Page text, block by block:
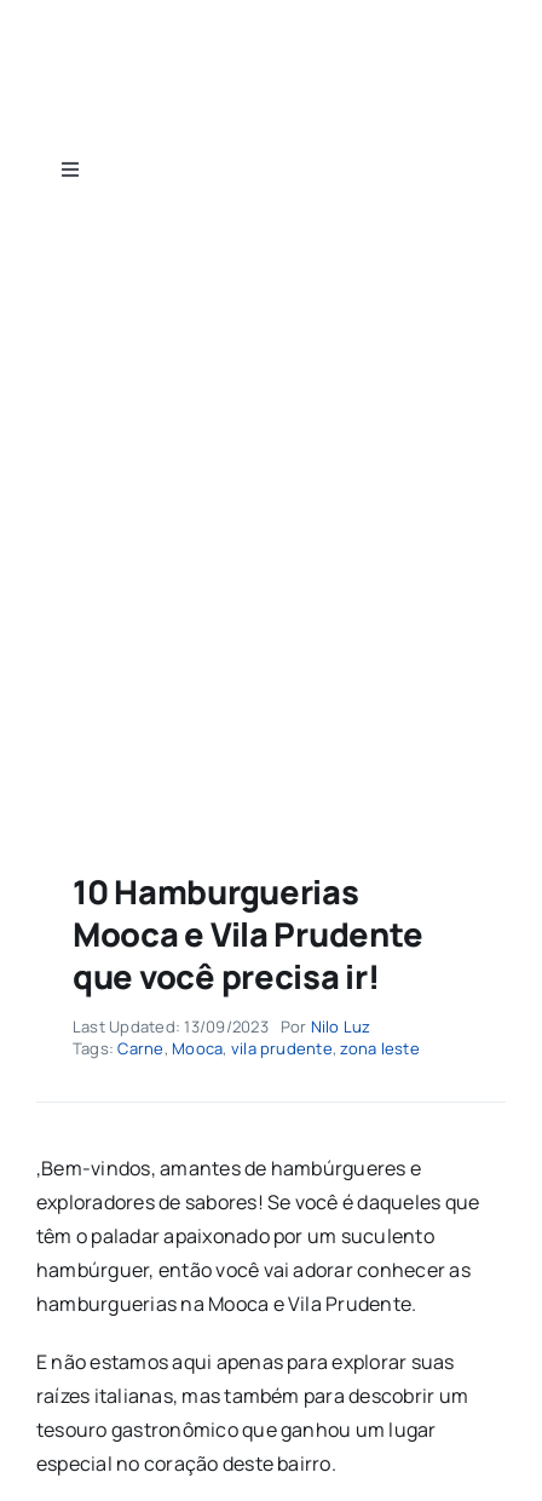
Toggle
10 Hamburguerias
Mooca e Vila Prudente
que você precisa ir!
Last Updated: 13/09/2023 Por Nilo Luz
Tags:Carne,Mooca, vila prudente,zona leste
,Bem-vindos, amantes de hambúrgueres e
exploradores de sabores! Se você é daqueles que
têm o paladar apaixonado por um suculento
hambúrguer, então você vai adorar conhecer as
hamburguerias na Mooca e Vila Prudente.
E não estamos aqui apenas para explorar suas
raízes italianas, mas também para descobrir um
tesouro gastronômico que ganhou um lugar
especial no coração deste bairro.